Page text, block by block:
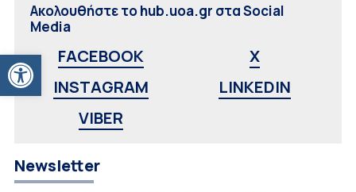
Ανοίξτε τη γραμμή εργαλείων
Ακολουθήστε το hub.uoa.gr στα Social
Media
FACEBOOK
X
INSTAGRAM
LINKEDIN
VIBER
Newsletter